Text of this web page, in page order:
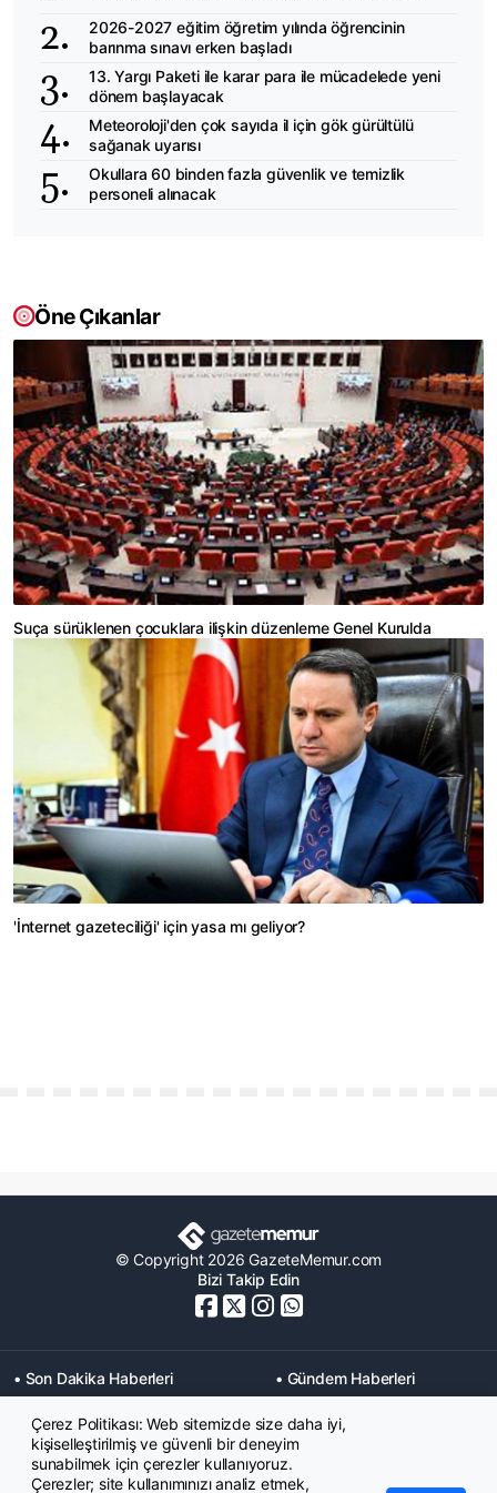
2026-2027 eğitim öğretim yılında öğrencinin
barınma sınavı erken başladı
13. Yargı Paketi ile karar para ile mücadelede yeni
dönem başlayacak
Meteoroloji'den çok sayıda il için gök gürültülü
sağanak uyarısı
Okullara 60 binden fazla güvenlik ve temizlik
personeli alınacak
Öne Çıkanlar
Suça sürüklenen çocuklara ilişkin düzenleme Genel Kurulda
'İnternet gazeteciliği' için yasa mı geliyor?
© Copyright 2026 GazeteMemur.com
Bizi Takip Edin
• Son Dakika Haberleri
• Gündem Haberleri
• Memurlar Haberleri
• KPSS Haberleri
• Ekonomi Haberleri
• Eğitim Haberleri
• Yaşam Haberleri
• Maaş Verileri Haberleri
• Mahkeme Kararları
Çerez Politikası: Web sitemizde size daha iyi,
kişiselleştirilmiş ve güvenli bir deneyim
sunabilmek için çerezler kullanıyoruz.
Çerezler; site kullanımınızı analiz etmek,